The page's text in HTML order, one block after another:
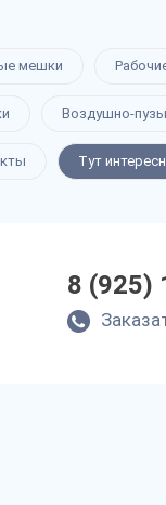
мешки
Воздушно-
Тут
8 (925)